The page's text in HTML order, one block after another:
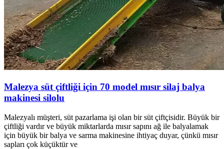
Malezya süt çiftliği için 70 model mısır silaj balya
makinesi silolu
Malezyalı müşteri, süt pazarlama işi olan bir süt çiftçisidir. Büyük bir
çiftliği vardır ve büyük miktarlarda mısır sapını ağ ile balyalamak
için büyük bir balya ve sarma makinesine ihtiyaç duyar, çünkü mısır
sapları çok küçüktür ve